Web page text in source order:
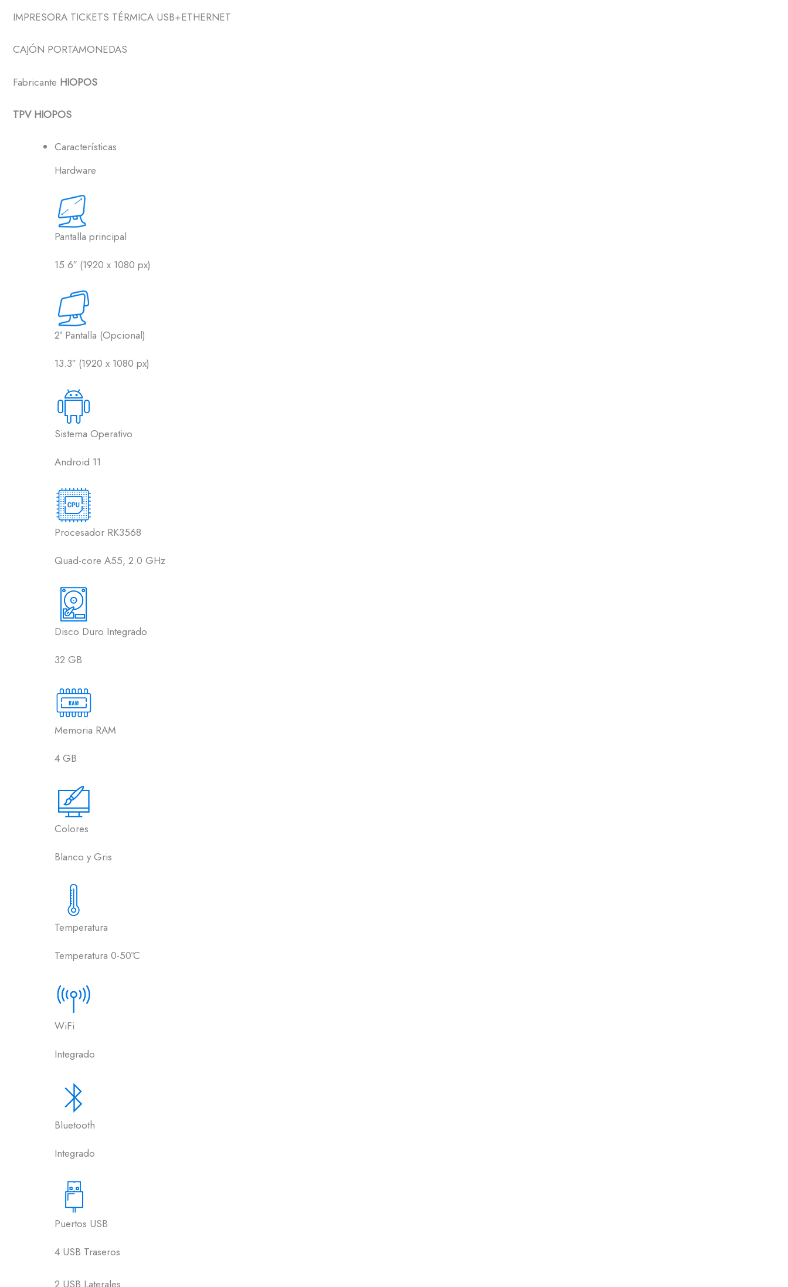
IMPRESORA TICKETS TÉRMICA USB+ETHERNET
CAJÓN PORTAMONEDAS
Fabricante HIOPOS
TPV HIOPOS
Características
Hardware
Pantalla principal
15.6″ (1920 x 1080 px)
2ª Pantalla (Opcional)
13.3″ (1920 x 1080 px)
Sistema Operativo
Android 11
Procesador RK3568
Quad-core A55, 2.0 GHz
Disco Duro Integrado
32 GB
Memoria RAM
4 GB
Colores
Blanco y Gris
Temperatura
Temperatura 0-50ºC
WiFi
Integrado
Bluetooth
Integrado
Puertos USB
4 USB Traseros
2 USB Laterales